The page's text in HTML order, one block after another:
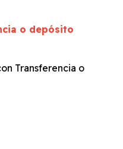
o depósito
Transferencia o